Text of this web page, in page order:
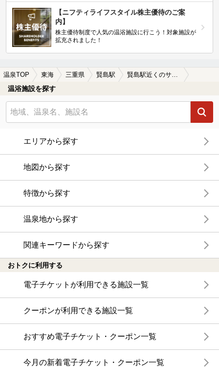
【ニフティライフスタイル株主優待のご案
内】
株主優待制度で人気の温浴施設に行こう！対象施設が
拡充されました！
温泉TOP 東海 三重県 賢島駅
温浴施設を探す
エリアから探す
地図から探す
特徴から探す
温泉地から探す
関連キーワードから探す
おトクに利用する
電子チケットが利用できる施設一覧
クーポンが利用できる施設一覧
おすすめ電子チケット・クーポン一覧
今月の新着電子チケット・クーポン一覧